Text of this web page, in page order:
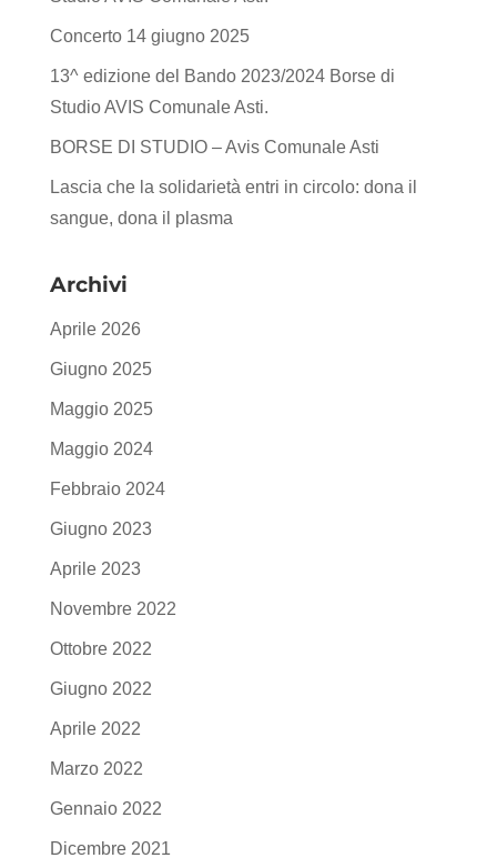
Concerto 14 giugno 2025
13^ edizione del Bando 2023/2024 Borse di
Studio AVIS Comunale Asti.
BORSE DI STUDIO – Avis Comunale Asti
Lascia che la solidarietà entri in circolo: dona il
sangue, dona il plasma
Archivi
Aprile 2026
Giugno 2025
Maggio 2025
Maggio 2024
Febbraio 2024
Giugno 2023
Aprile 2023
Novembre 2022
Ottobre 2022
Giugno 2022
Aprile 2022
Marzo 2022
Gennaio 2022
Dicembre 2021